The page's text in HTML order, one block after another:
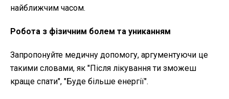
найближчим часом.
Робота з фізичним болем та униканням
Запропонуйте медичну допомогу, аргументуючи це
такими словами, як "Після лікування ти зможеш
краще спати", "Буде більше енергії".